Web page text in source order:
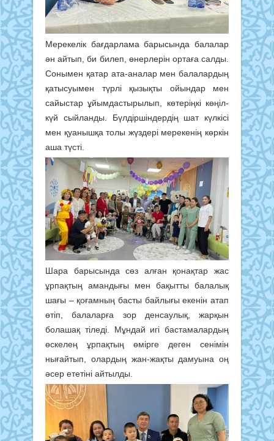
Мерекелік бағдарлама барысында балалар
ән айтып, би билеп, өнерлерін ортаға салды.
Сонымен қатар ата-аналар мен балалардың
қатысуымен түрлі қызықты ойындар мен
сайыстар ұйымдастырылып, көтеріңкі көңіл-
күй сыйланды. Бүлдіршіндердің шат күлкісі
мен қуанышқа толы жүздері мерекенің көркін
аша түсті.
Шара барысында сөз алған қонақтар жас
ұрпақтың амандығы мен бақытты балалық
шағы – қоғамның басты байлығы екенін атап
өтіп, балаларға зор денсаулық, жарқын
болашақ тіледі. Мұндай игі бастамалардың
өскелең ұрпақтың өмірге деген сенімін
нығайтып, олардың жан-жақты дамуына оң
әсер ететіні айтылды.